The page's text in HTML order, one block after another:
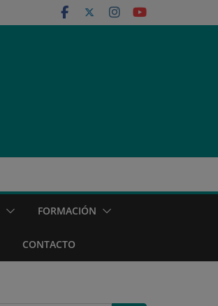
FORMACIÓN
CONTACTO